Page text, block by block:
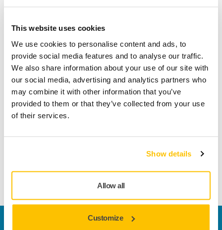
This website uses cookies
We use cookies to personalise content and ads, to
provide social media features and to analyse our traffic.
We also share information about your use of our site with
our social media, advertising and analytics partners who
may combine it with other information that you’ve
provided to them or that they’ve collected from your use
of their services.
Show details
Allow all
Customize
Teknisk specifikation
Nedladdningar
Längd